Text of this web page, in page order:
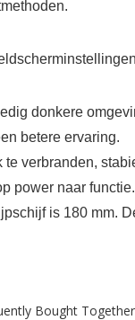
donkere
betere ervaring.
verbranden,
power naar functie.
is 180 mm.
Bought